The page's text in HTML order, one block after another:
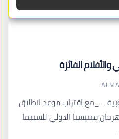
الفائزة
…_مع اقتراب موعد انطلاق
فينيسيا الدولي للسينما